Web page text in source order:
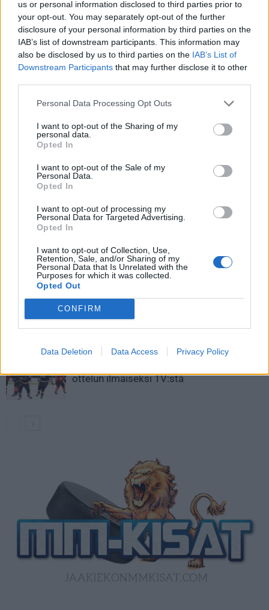
us or personal information disclosed to third parties prior to
your opt-out. You may separately opt-out of the further
disclosure of your personal information by third parties on the
IAB’s list of downstream participants. This information may
also be disclosed by us to third parties on the IAB’s List of
Downstream Participants that may further disclose it to other
Personal Data Processing Opt Outs
I want to opt-out of the Sharing of my
personal data.
Opted In
I want to opt-out of the Sale of my
Personal Data.
Opted In
I want to opt-out of processing my
Personal Data for Targeted Advertising.
Opted In
I want to opt-out of Collection, Use,
Retention, Sale, and/or Sharing of my
Personal Data that Is Unrelated with the
Purposes for which it was collected.
Opted Out
CONFIRM
Data Deletion Data Access Privacy Policy
Edellinen artikkeli
Jäätävä pommi – Tshekin
Ondrej Palat lanasi Sveitsin
pakin ja rikkoi samalla pleksin
Seuraava artikkeli
Matt Rempeltä kyseenalainen
Panthers-hyökkääjän pään
pleksiin
LIITTYVÄT ARTIKKELIT LISÄÄ TEKIJÄLTÄ
Leijonat julkisti ketjut Sveitsi-peliin –
Aleksander Barkov tekee paluun
kaukaloon
Venäläisveskari sekosi Suomen 2.
divisioonassa – sai samasta tilanteesta
ottelun ilmaiseksi TV:stä